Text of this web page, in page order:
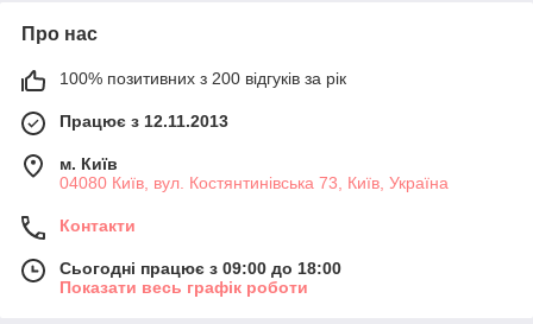
Про нас
100% позитивних з 200 відгуків за рік
Працює з 12.11.2013
м. Київ
04080 Київ, вул. Костянтинівська 73, Київ, Україна
Контакти
Сьогодні працює з 09:00 до 18:00
Показати весь графік роботи